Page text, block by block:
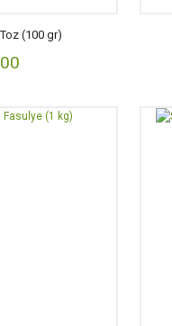
(100 gr)